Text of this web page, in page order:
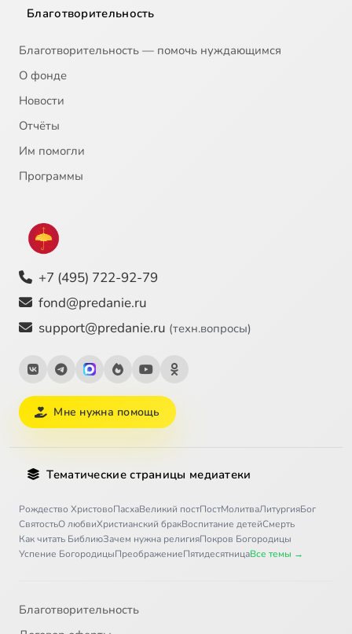
Благотворительность
Благотворительность — помочь нуждающимся
О фонде
Новости
Отчёты
Им помогли
Программы
+7 (495) 722-92-79
fond@predanie.ru
support@predanie.ru (техн.вопросы)
Мне нужна помощь
Тематические страницы медиатеки
Рождество ХристовоПасхаВеликий постПостМолитваЛитургияБог
СвятостьО любвиХристианский бракВоспитание детейСмерть
Как читать БиблиюЗачем нужна религияПокров Богородицы
Успение БогородицыПреображениеПятидесятницаВсе темы →
Благотворительность